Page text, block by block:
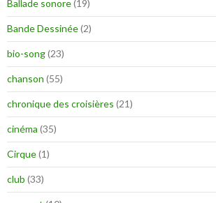
Ballade sonore(19)
Bande Dessinée(2)
bio-song(23)
chanson (55)
chronique des croisières (21)
cinéma (35)
Cirque(1)
club (33)